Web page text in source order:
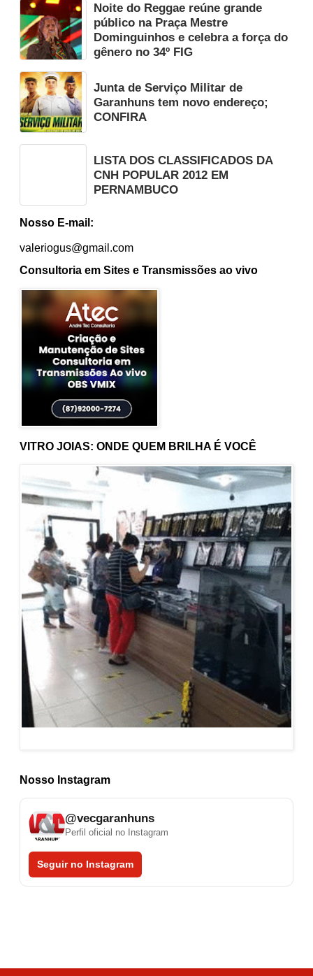
Nosso Instagram
@vecgaranhuns
Perfil oficial no Instagram
Seguir no Instagram
VITRO JOIAS: ONDE QUEM BRILHA É VOCÊ
Noite do Reggae reúne grande
público na Praça Mestre
Dominguinhos e celebra a força do
gênero no 34º FIG
Junta de Serviço Militar de
Garanhuns tem novo endereço;
CONFIRA
LISTA DOS CLASSIFICADOS DA
CNH POPULAR 2012 EM
PERNAMBUCO
Nosso E-mail:
valeriogus@gmail.com
Consultoria em Sites e Transmissões ao vivo